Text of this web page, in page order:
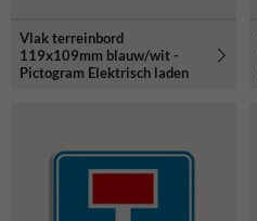
Vlak terreinbord
119x109mm blauw/wit -
Pictogram Elektrisch laden